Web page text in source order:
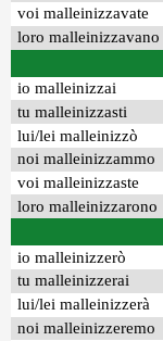
voi malleinizzavate
loro malleinizzavano
io malleinizzai
tu malleinizzasti
lui/lei malleinizzò
noi malleinizzammo
voi malleinizzaste
loro malleinizzarono
io malleinizzerò
tu malleinizzerai
lui/lei malleinizzerà
noi malleinizzeremo